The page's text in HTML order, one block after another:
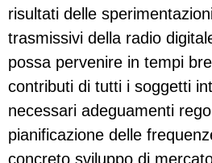
risultati delle
trasmissivi della radio
possa pervenire in tempi
contributi di tutti i soggetti
necessari adeguamenti
pianificazione delle
concreto sviluppo di